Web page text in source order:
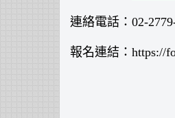
連絡電話：02-
報名連結： https://